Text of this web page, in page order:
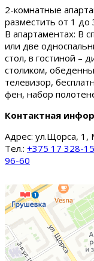
2-комнатные
разместить от 1 до
В апартаментах: В
или две
стол, в гостиной –
столиком,
телевизор,
фен, набор
Контактная
Адрес: ул.Щорса, 1,
Тел.: +375 17 328-
96-60